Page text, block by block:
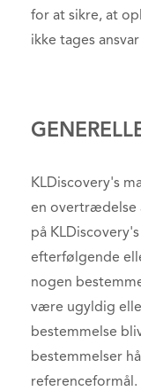
for at sikre, at
ikke tages
KLDiscovery's
en overtrædelse
på
efterfølgende
nogen
være ugyldig
bestemmelse
bestemmelser
referenceformål.